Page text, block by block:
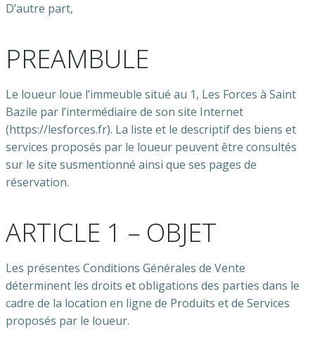
D’autre part,
PREAMBULE
Le loueur loue l’immeuble situé au 1, Les Forces à Saint
Bazile par l’intermédiaire de son site Internet
(https://lesforces.fr). La liste et le descriptif des biens et
services proposés par le loueur peuvent être consultés
sur le site susmentionné ainsi que ses pages de
réservation.
ARTICLE 1 – OBJET
Les présentes Conditions Générales de Vente
déterminent les droits et obligations des parties dans le
cadre de la location en ligne de Produits et de Services
proposés par le loueur.